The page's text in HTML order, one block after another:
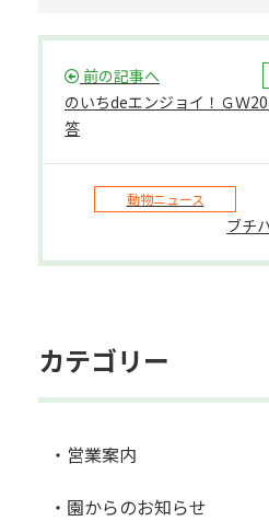
前の記事へ
のいちdeエンジョイ！ＧＷ
答
動物ニュース
ブチ
カテゴリー
・営業案内
・園からのお知らせ